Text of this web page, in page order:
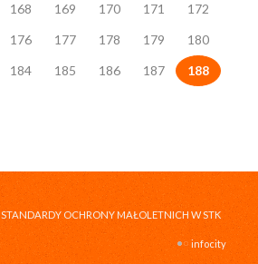
168 169 170 171
172
176 177 178 179
180
184 185 186 187
188
STANDARDY OCHRONY MAŁOLETNICH W STK
infocity